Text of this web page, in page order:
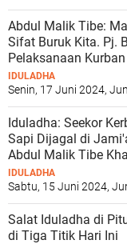
Abdul Malik Tibe:
Sifat Buruk Kita. Pj.
Pelaksanaan
IDULADHA
Senin, 17 Juni 2024,
Iduladha: Seekor
Sapi Dijagal di
Abdul Malik Tibe
IDULADHA
Sabtu, 15 Juni 2024,
Salat Iduladha di
di Tiga Titik Hari Ini